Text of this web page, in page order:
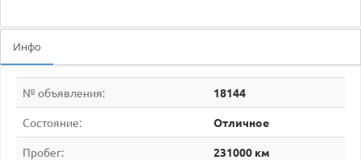
Инфо
№ объявления: 18144
Состояние: Отличное
Пробег: 231000 км